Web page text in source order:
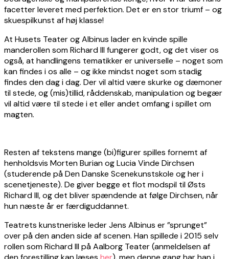
facetter leveret med perfektion. Det er en stor triumf – og
skuespilkunst af høj klasse!
At Husets Teater og Albinus lader en kvinde spille
manderollen som Richard III fungerer godt, og det viser os
også, at handlingens tematikker er universelle – noget som
kan findes i os alle – og ikke mindst noget som stadig
findes den dag i dag. Der vil altid være skurke og dæmoner
til stede, og (mis)tillid, råddenskab, manipulation og begær
vil altid være til stede i et eller andet omfang i spillet om
magten.
Resten af tekstens mange (bi)figurer spilles fornemt af
henholdsvis Morten Burian og Lucia Vinde Dirchsen
(studerende på Den Danske Scenekunstskole og her i
scenetjeneste). De giver begge et flot modspil til Østs
Richard III, og det bliver spændende at følge Dirchsen, når
hun næste år er færdiguddannet.
Teatrets kunstneriske leder Jens Albinus er ”sprunget”
over på den anden side af scenen. Han spillede i 2015 selv
rollen som Richard III på Aalborg Teater (anmeldelsen af